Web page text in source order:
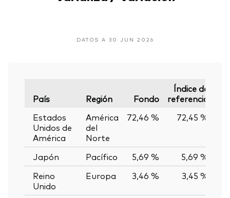
DATOS A 30 JUN 2026
País Región Fondo
Índice de
referencia
Estados
Unidos de
América
América
del
Norte
72,46 % 72,45 %
Japón Pacífico 5,69 % 5,69 %
Reino
Unido
Europa 3,46 % 3,45 %